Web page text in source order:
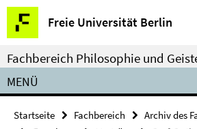
Springe
direkt
zu
Inhalt
Freie Universität Berlin
Service-
Navigation
Fachbereich Philosophie und
MENÜ
Startseite Fachbereich Archiv des